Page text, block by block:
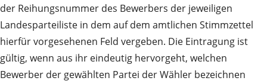
der Reihungsnummer des Bewerbers der jeweiligen
Landesparteiliste in dem auf dem amtlichen Stimmzettel
hierfür vorgesehenen Feld vergeben. Die Eintragung ist
gültig, wenn aus ihr eindeutig hervorgeht, welchen
Bewerber der gewählten Partei der Wähler bezeichnen